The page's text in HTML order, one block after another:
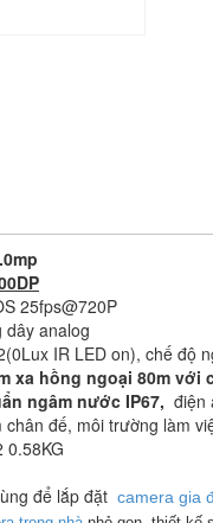
25fps@720P
dây analog
IR LED on), chế
xa hồng ngoại 80m với
ngâm nước IP67, điện
đế, môi trường làm
0.58KG
để lắp đặt camera gia